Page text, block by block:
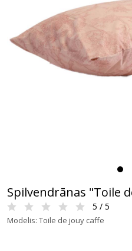
Spilvendrānas "Toile
5 / 5
Modelis: Toile de jouy caffe